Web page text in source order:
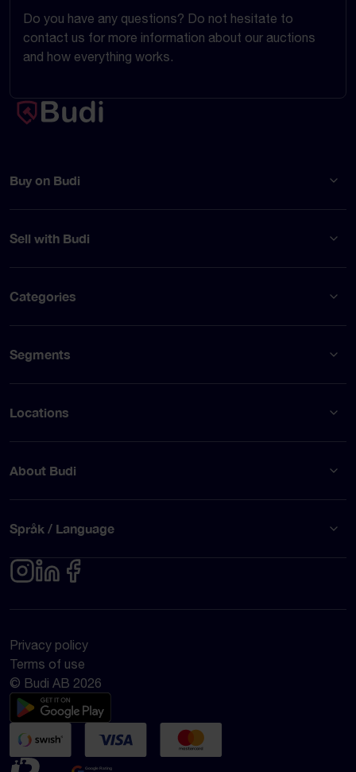
Do you have any questions? Do not hesitate to
contact us for more information about our auctions
and how everything works.
Buy on Budi
Sell with Budi
Categories
Segments
Locations
About Budi
Språk / Language
Google Rating
Privacy policy
Terms of use
© Budi AB 2026